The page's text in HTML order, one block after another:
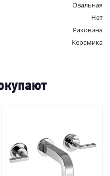
Овальная
Нет
Раковина
Керамика